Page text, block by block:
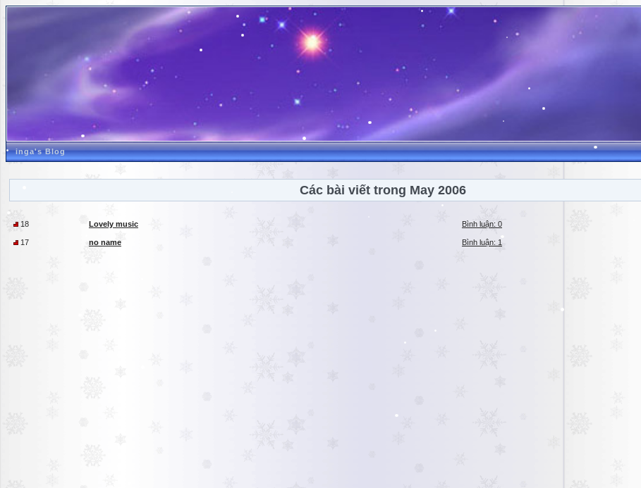
inga's Blog
Các bài viết trong May 2006
18 Lovely music Bình luận: 0
17 no name Bình luận: 1